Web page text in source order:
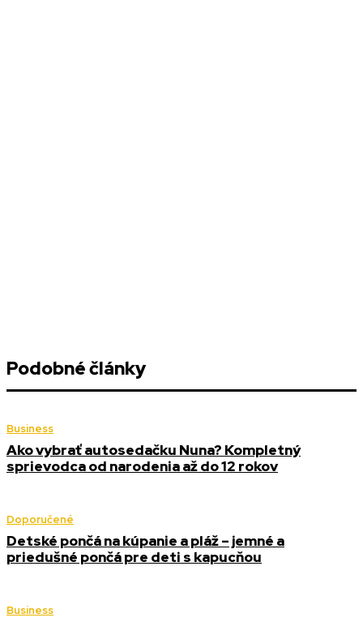
Podobné články
Business
Ako vybrať autosedačku Nuna? Kompletný
sprievodca od narodenia až do 12 rokov
Doporučené
Detské pončá na kúpanie a pláž – jemné a
priedušné pončá pre deti s kapucňou
Business